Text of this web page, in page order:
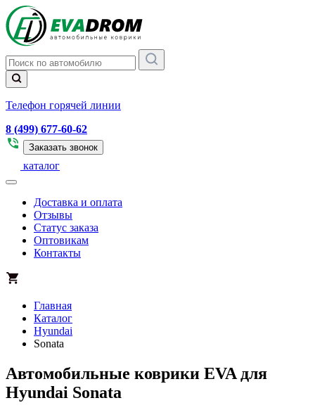
Телефон горячей линии
8 (499) 677-60-62
Заказать звонок
каталог
Доставка и оплата
Отзывы
Статус заказа
Оптовикам
Контакты
Главная
Каталог
Hyundai
Sonata
Автомобильные коврики EVA для
Hyundai Sonata